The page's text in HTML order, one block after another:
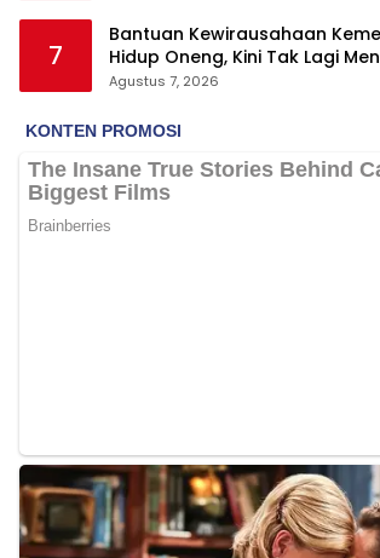
7
Bantuan Kewirausahaan
Hidup Oneng, Kini Tak Lagi
Agustus 7, 2026